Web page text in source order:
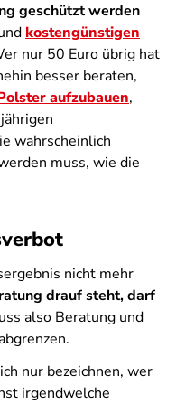
geschützt werden
kostengünstigen
nur 50 Euro übrig hat
besser beraten,
aufzubauen,
wahrscheinlich
muss, wie die
nicht mehr
drauf steht, darf
also Beratung und
nur bezeichnen, wer
irgendwelche